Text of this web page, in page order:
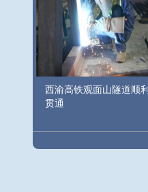
西渝高铁观面山隧道顺利
贯通